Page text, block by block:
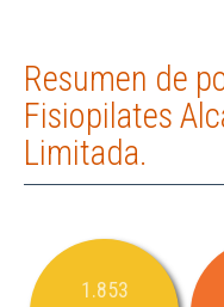
Resumen de
Fisiopilates
Limitada.
1.853